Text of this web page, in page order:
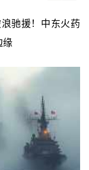
驰援！中东火药
缘